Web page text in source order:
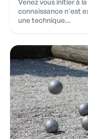
connaissance n'est
une technique...